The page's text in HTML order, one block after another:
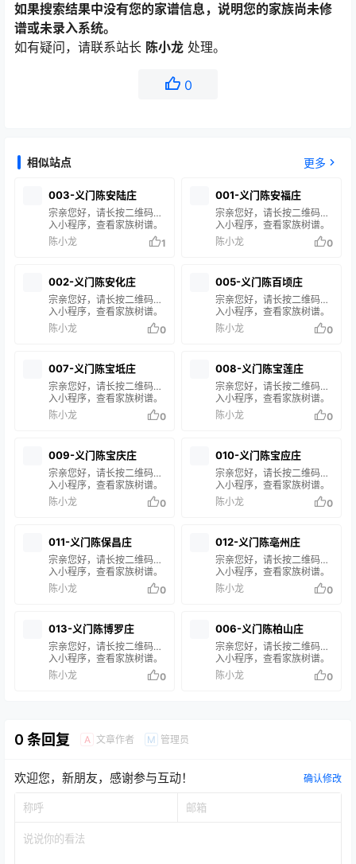
如果搜索结果中没有您的家谱信息，说明您的家族尚未修
谱或未录入系统。
如有疑问，请联系站长 陈小龙 处理。
0
相似站点 更多
003-义门陈安陆庄
宗亲您好，请长按二维码进
入小程序，查看家族树谱。
在搜索框输入您的姓名或谱
名，即可查询您的家族信
尚未修谱或未录入系统。如
有疑问，请联系站长 陈小龙
处理。
陈小龙 1
001-义门陈安福庄
宗亲您好，请长按二维码进
入小程序，查看家族树谱。
在搜索框输入您的姓名或谱
名，即可查询您的家族信
尚未修谱或未录入系统。如
有疑问，请联系站长 陈小龙
处理。
陈小龙 0
002-义门陈安化庄
宗亲您好，请长按二维码进
入小程序，查看家族树谱。
在搜索框输入您的姓名或谱
名，即可查询您的家族信
尚未修谱或未录入系统。如
有疑问，请联系站长 陈小
龙 处理。
陈小龙 0
005-义门陈百顷庄
宗亲您好，请长按二维码进
入小程序，查看家族树谱。
在搜索框输入您的姓名或谱
名，即可查询您的家族信
尚未修谱或未录入系统。如
有疑问，请联系站长 陈小龙
处理。
陈小龙 0
007-义门陈宝坻庄
宗亲您好，请长按二维码进
入小程序，查看家族树谱。
在搜索框输入您的姓名或谱
名，即可查询您的家族信
尚未修谱或未录入系统。如
有疑问，请联系站长 陈小龙
处理。
陈小龙 0
008-义门陈宝莲庄
宗亲您好，请长按二维码进
入小程序，查看家族树谱。
在搜索框输入您的姓名或谱
名，即可查询您的家族信
尚未修谱或未录入系统。如
有疑问，请联系站长 陈小龙
处理。
陈小龙 0
009-义门陈宝庆庄
宗亲您好，请长按二维码进
入小程序，查看家族树谱。
在搜索框输入您的姓名或谱
名，即可查询您的家族信
尚未修谱或未录入系统。如
有疑问，请联系站长 陈小龙
处理。
陈小龙 0
010-义门陈宝应庄
宗亲您好，请长按二维码进
入小程序，查看家族树谱。
在搜索框输入您的姓名或谱
名，即可查询您的家族信
尚未修谱或未录入系统。如
有疑问，请联系站长 陈小龙
处理。
陈小龙 0
011-义门陈保昌庄
宗亲您好，请长按二维码进
入小程序，查看家族树谱。
在搜索框输入您的姓名或谱
名，即可查询您的家族信
尚未修谱或未录入系统。如
有疑问，请联系站长 陈小龙
处理。
陈小龙 0
012-义门陈亳州庄
宗亲您好，请长按二维码进
入小程序，查看家族树谱。
在搜索框输入您的姓名或谱
名，即可查询您的家族信
尚未修谱或未录入系统。如
有疑问，请联系站长 陈小龙
处理。
陈小龙 0
013-义门陈博罗庄
宗亲您好，请长按二维码进
入小程序，查看家族树谱。
在搜索框输入您的姓名或谱
名，即可查询您的家族信
有疑问，请联系站长 陈小龙
处理。
陈小龙 0
006-义门陈柏山庄
宗亲您好，请长按二维码进
入小程序，查看家族树谱。
在搜索框输入您的姓名或谱
名，即可查询您的家族信
陈小龙 0
0 条回复 A 文章作者 M 管理员
欢迎您，新朋友，感谢参与互动！ 确认修改